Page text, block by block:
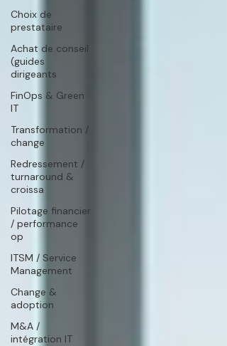
Choix de
prestataire
Achat de conseil
(guides
dirigeants
FinOps & Green
IT
Transformation /
change
Redressement /
turnaround &
croissa
Pilotage financier
/ performance
op
ITSM / Service
Management
Change &
adoption
M&A /
intégration IT